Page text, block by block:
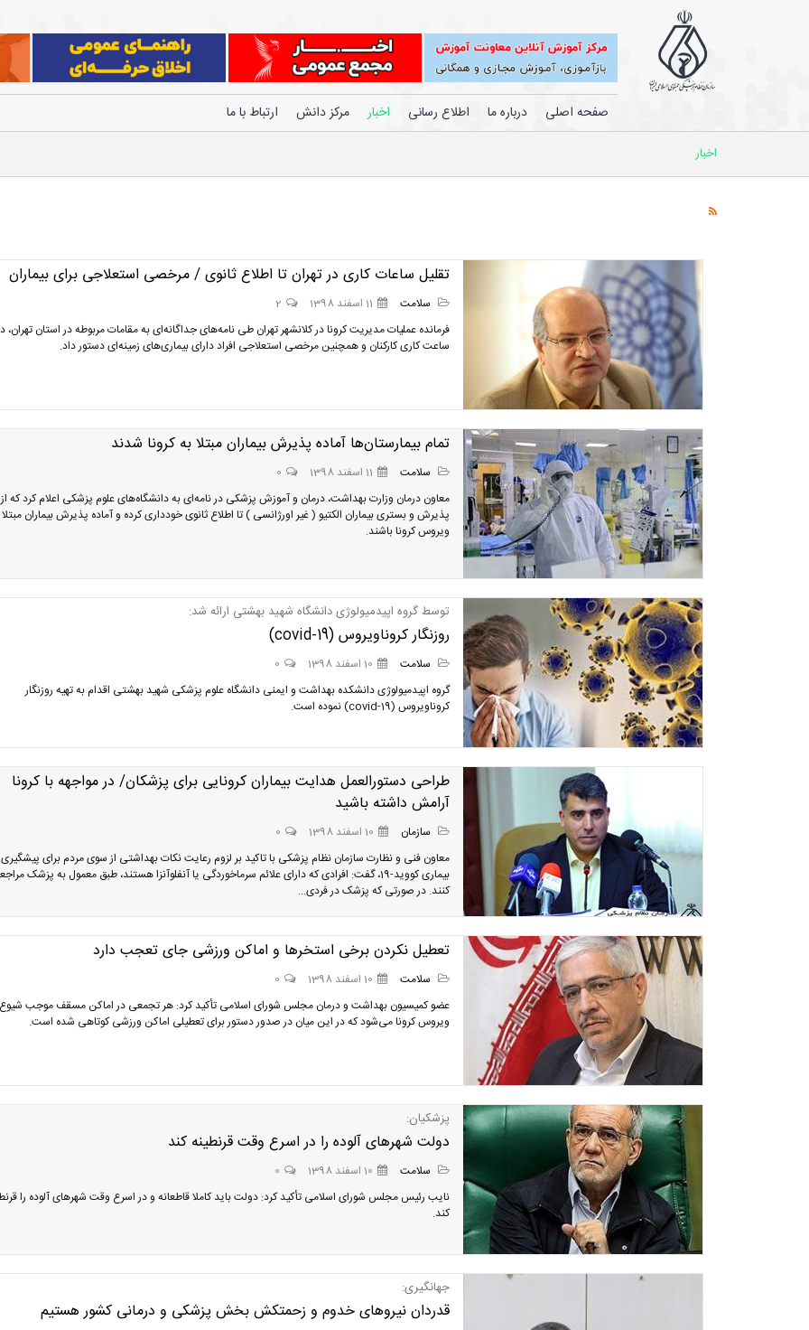
صفحه اصلی درباره ما اطلاع رسانی اخبار مرکز دانش ارتباط با ما
اخبار
تقلیل ساعات کاری در تهران تا اطلاع ثانوی / مرخصی استعلاجی برای بیماران
سلامت 11 اسفند 1398
2
فرمانده عملیات مدیریت کرونا در کلانشهر تهران طی نامه‌های جداگانه‌ای به مقامات مربوطه در استان تهران،
ساعت کاری کارکنان و همچنین مرخصی استعلاجی افراد دارای بیماری‌های زمینه‌ای دستور داد.
تمام بیمارستان‌ها آماده پذیرش بیماران مبتلا به کرونا شدند
سلامت 11 اسفند 1398
0
معاون درمان وزارت بهداشت، درمان و آموزش پزشکی در نامه‌ای به دانشگاه‌های علوم پزشکی اعلام کرد که از
پذیرش و بستری بیماران الکتیو ( غیر اورژانسی ) تا اطلاع ثانوی خودداری کرده و آماده پذیرش بیماران
ویروس کرونا باشند.
توسط گروه اپیدمیولوژی دانشگاه شهید بهشتی ارائه شد:
روزنگار کروناویروس (covid-19)
سلامت 10 اسفند 1398
0
گروه اپیدمیولوژی دانشکده بهداشت و ایمنی دانشگاه علوم پزشکی شهید بهشتی اقدام به تهیه روزنگار
کروناویروس (covid-19) نموده است.
طراحی دستورالعمل هدایت بیماران کرونایی برای پزشکان/ در مواجهه با کرونا
آرامش داشته باشید
سازمان 10 اسفند 1398
0
معاون فنی و نظارت سازمان نظام پزشکی با تاکید بر لزوم رعایت نکات بهداشتی از سوی مردم برای پیشگیری
بیماری کووید-19، گفت: افرادی که دارای علائم سرماخوردگی یا آنفلوآنزا هستند، طبق معمول به پزشک
کنند. در صورتی که پزشک در فردی...
تعطیل نکردن برخی استخرها و اماکن ورزشی جای تعجب دارد
سلامت 10 اسفند 1398
0
عضو کمیسیون بهداشت و درمان مجلس شورای اسلامی تأکید کرد: هر تجمعی در اماکن مسقف موجب شیوع
ویروس کرونا می‌شود که در این میان در صدور دستور برای تعطیلی اماکن ورزشی کوتاهی شده است.
پزشکیان:
دولت شهرهای آلوده را در اسرع وقت قرنطینه کند
سلامت 10 اسفند 1398
0
نایب رئیس مجلس شورای اسلامی تأکید کرد: دولت باید کاملا قاطعانه و در اسرع وقت شهرهای آلوده را
کند.
جهانگیری:
قدردان نیروهای خدوم و زحمتکش بخش پزشکی و درمانی کشور هستیم